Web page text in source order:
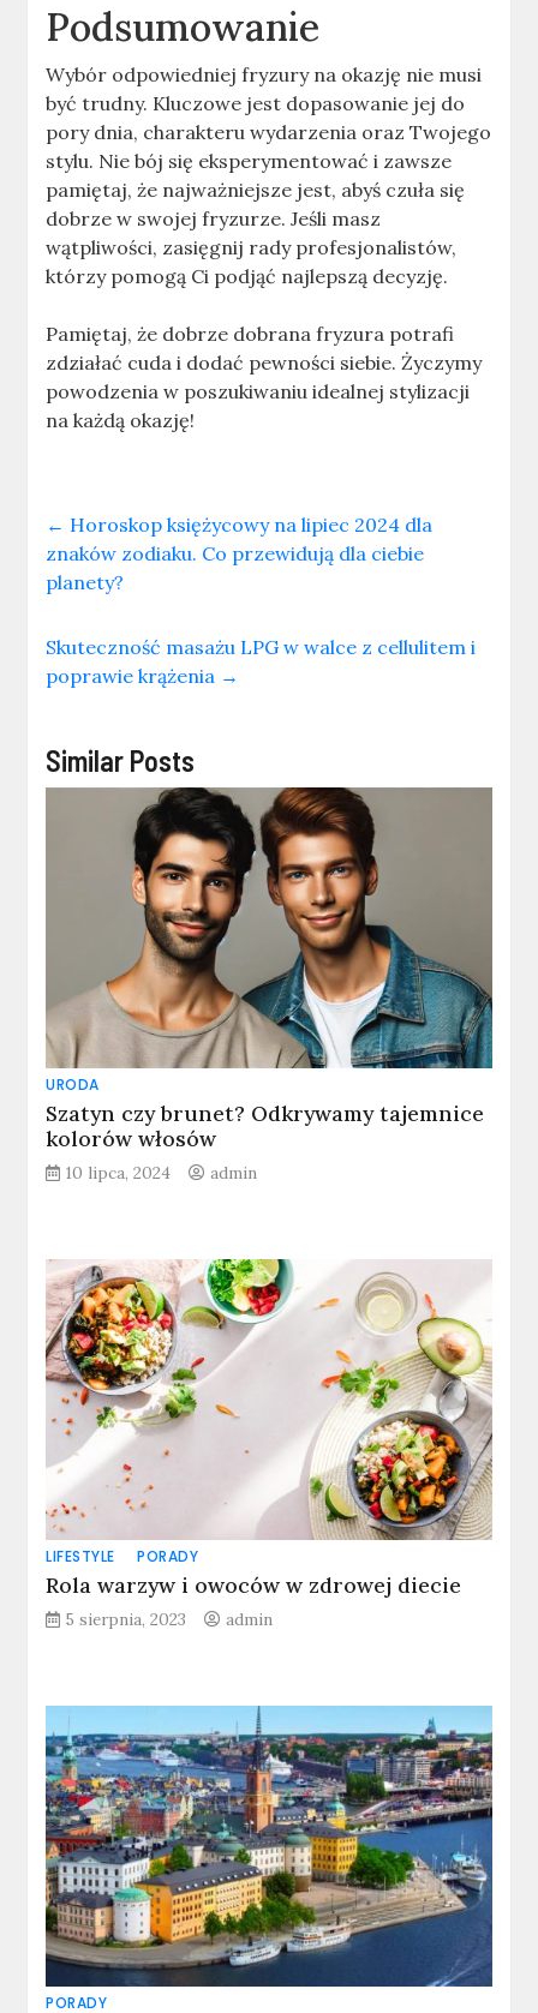
Podsumowanie
Wybór odpowiedniej fryzury na okazję nie musi
być trudny. Kluczowe jest dopasowanie jej do
pory dnia, charakteru wydarzenia oraz Twojego
stylu. Nie bój się eksperymentować i zawsze
pamiętaj, że najważniejsze jest, abyś czuła się
dobrze w swojej fryzurze. Jeśli masz
wątpliwości, zasięgnij rady profesjonalistów,
którzy pomogą Ci podjąć najlepszą decyzję.
Pamiętaj, że dobrze dobrana fryzura potrafi
zdziałać cuda i dodać pewności siebie. Życzymy
powodzenia w poszukiwaniu idealnej stylizacji
na każdą okazję!
← Horoskop księżycowy na lipiec 2024 dla
znaków zodiaku. Co przewidują dla ciebie
planety?
Skuteczność masażu LPG w walce z cellulitem i
poprawie krążenia →
Similar Posts
URODA
Szatyn czy brunet? Odkrywamy tajemnice
kolorów włosów
10 lipca, 2024 admin
LIFESTYLE PORADY
Rola warzyw i owoców w zdrowej diecie
5 sierpnia, 2023 admin
PORADY